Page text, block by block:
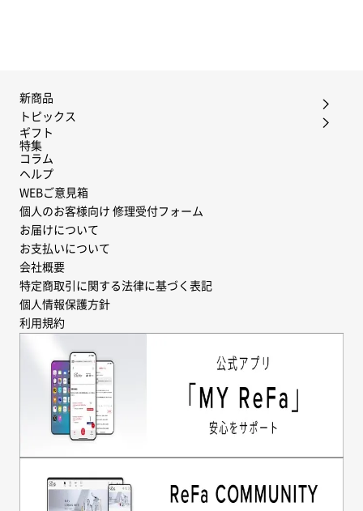
新商品
トピックス
ギフト
特集
コラム
ヘルプ
WEBご意見箱
個人のお客様向け 修理受付フォーム
お届けについて
お支払いについて
会社概要
特定商取引に関する法律に基づく表記
個人情報保護方針
利用規約